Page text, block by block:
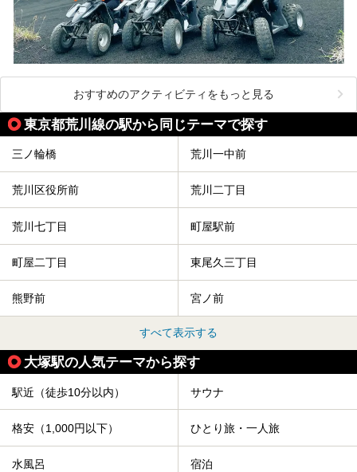
おすすめのアクティビティをもっと見る
東京都荒川線の駅から同じテーマで探す
三ノ輪橋 荒川一中前
荒川区役所前 荒川二丁目
荒川七丁目 町屋駅前
町屋二丁目 東尾久三丁目
熊野前 宮ノ前
すべて表示する
大塚駅の人気テーマから探す
駅近（徒歩10分以内） サウナ
格安（1,000円以下） ひとり旅・一人旅
水風呂 宿泊